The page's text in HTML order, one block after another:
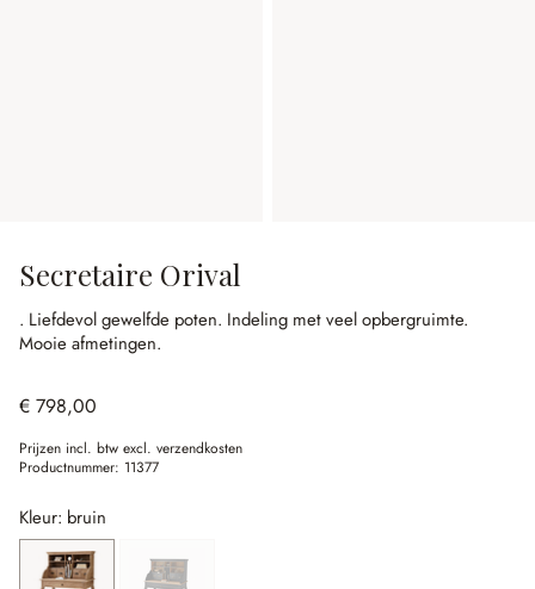
Secretaire Orival
. Liefdevol gewelfde poten. Indeling met veel opbergruimte.
Mooie afmetingen.
€ 798,00
Prijzen incl. btw excl. verzendkosten
Productnummer: 11377
Kleur: bruin